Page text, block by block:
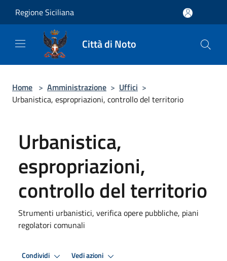
Regione Siciliana
Città di Noto
Home > Amministrazione > Uffici >
Urbanistica, espropriazioni, controllo del territorio
Urbanistica,
espropriazioni,
controllo del territorio
Strumenti urbanistici, verifica opere pubbliche, piani
regolatori comunali
Condividi Vedi azioni